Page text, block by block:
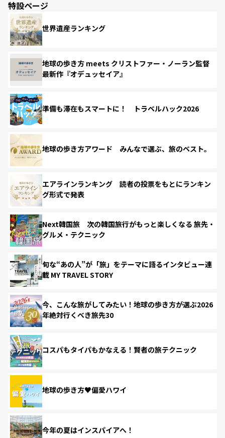
特設ページ
世界遺産ランキング
地球の歩き方 meets クリストファー・ノーラン監督
最新作『オデュッセイア』
準備も滞在もスマートに！ トラベルハック2026
地球の歩き方アワード みんなで選ぶ、旅のベスト。
エアラインランキング 読者の投票をもとにランキン
グ形式で発表
Next韓国旅 次の韓国旅行がもっと楽しくなる 旅先・
グルメ・テクニック
旬な“あの人”が「旅」をテーマに語るインタビュー連
載 MY TRAVEL STORY
今、こんな旅がしてみたい！地球の歩き方が選ぶ2026
年絶対行くべき旅先30
コスパもタイパもかなえる！賢者の旅テクニック
地球の歩き方♥偏愛ハワイ
今年の夏はインスパイアへ！